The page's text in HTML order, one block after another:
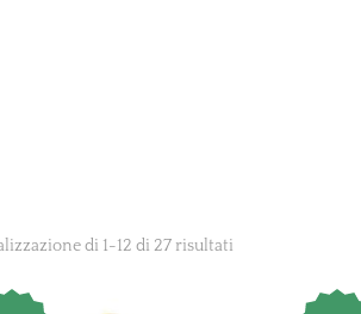
di 1-12 di 27 risultati